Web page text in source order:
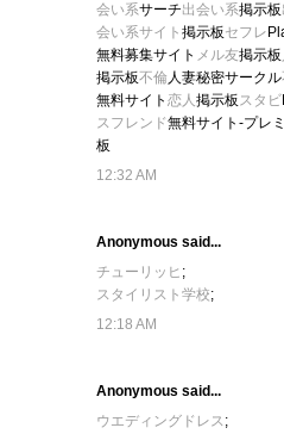
会い系サーチ出会い系掲示板
会い系サイト 掲示板セフレ
無料募集サイト メル友掲示板
掲示板不倫 人妻秘密サークル
無料サイト 恋人掲示板スタビ
スフレンド無料サイト-プレ
板
12:32 AM
Anonymous said...
チューリッヒ ;
スタイリスト学校;
12:18 AM
Anonymous said...
ウエディングドレス;